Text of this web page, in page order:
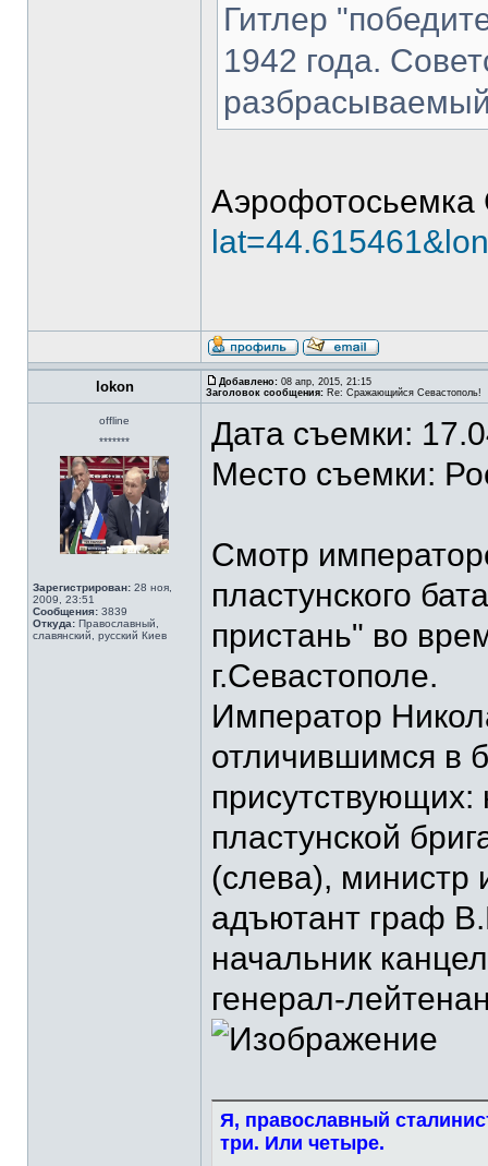
Гитлер
1942 года.
Аэрофотосьемка
lokon Добавлено: 08 апр, 2015, 21:15
Заголовок сообщения: Re: Сражающийся Севастополь!
offline
*******
Зарегистрирован: 28 ноя,
2009, 23:51
Сообщения: 3839
Откуда: Православный,
славянский, русский Киев
Дата съемки:
Место съемки:
Смотр
пластунского
пристань" во
г.Севастополе.
Император
отличившимся в
присутствующих:
пластунской
(слева), министр
адъютант граф
начальник
генерал-
Я, православный
три. Или четыре.